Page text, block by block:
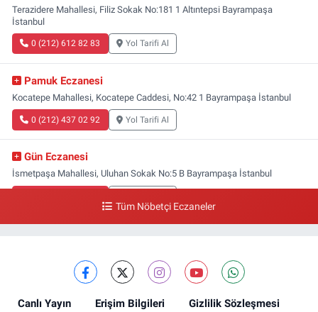
Terazidere Mahallesi, Filiz Sokak No:181 1 Altıntepsi Bayrampaşa
İstanbul
0 (212) 612 82 83 Yol Tarifi Al
Pamuk Eczanesi
Kocatepe Mahallesi, Kocatepe Caddesi, No:42 1 Bayrampaşa İstanbul
0 (212) 437 02 92 Yol Tarifi Al
Gün Eczanesi
İsmetpaşa Mahallesi, Uluhan Sokak No:5 B Bayrampaşa İstanbul
0 (212) 640 11 57 Yol Tarifi Al
Tüm Nöbetçi Eczaneler
Canlı Yayın Erişim Bilgileri
Gizlilik Sözleşmesi